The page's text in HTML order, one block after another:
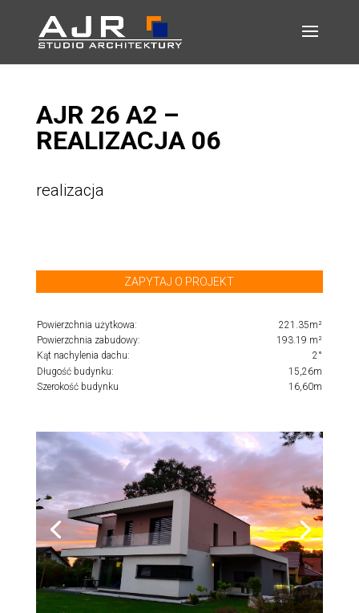
AJR 26 A2 –
REALIZACJA 06
realizacja
ZAPYTAJ O PROJEKT
Powierzchnia użytkowa:
221.35m²
Powierzchnia zabudowy:
193.19 m²
Kąt nachylenia dachu:
2°
Długość budynku:
15,26m
Szerokość budynku
16,60m